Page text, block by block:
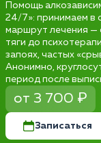
Помощь
24/7»: принимаем в
маршрут лечения —
тяги до
запоях, частых
Анонимно,
период после
от 3 700 ₽
Записаться